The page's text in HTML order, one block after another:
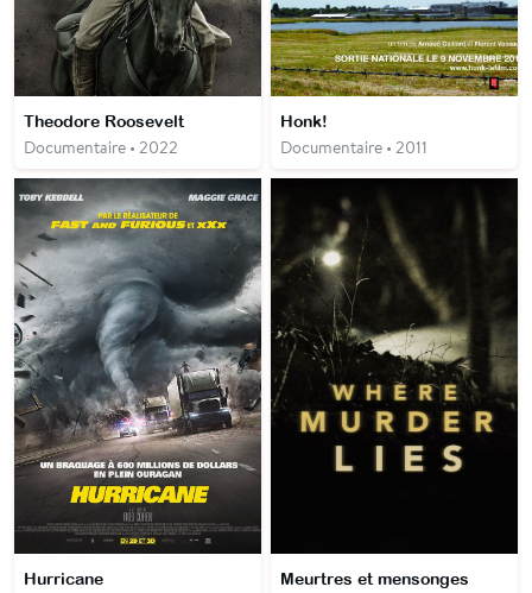
Theodore Roosevelt
Documentaire • 2022
Honk!
Documentaire • 2011
Hurricane Meurtres et mensonges